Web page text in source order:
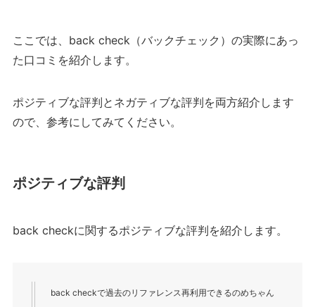
ここでは、back check（バックチェック）の実際にあっ
た口コミを紹介します。
ポジティブな評判とネガティブな評判を両方紹介します
ので、参考にしてみてください。
ポジティブな評判
back checkに関するポジティブな評判を紹介します。
back checkで過去のリファレンス再利用できるのめちゃん